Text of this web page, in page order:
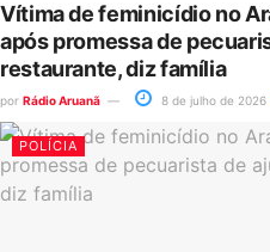
Vítima de feminicídio no
após promessa de
restaurante, diz família
por Rádio Aruanã 8 de julho de 2026
POLÍCIA